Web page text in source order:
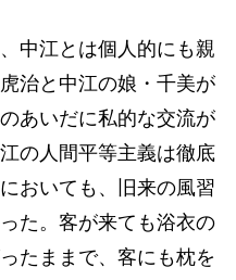
中江とは個人的にも親
治と中江の娘・千美が
あいだに私的な交流が
の人間平等主義は徹底
おいても、旧来の風習
た。客が来ても浴衣の
たままで、客にも枕を